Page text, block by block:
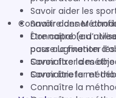
Savoir aider les
Savoir donner
Connaître (au
passe la fixation
Savoir fixer des
Savoir briefer et
Connaître des
Être capable
pour augmenter
Connaître la
Connaître la
Connaître la